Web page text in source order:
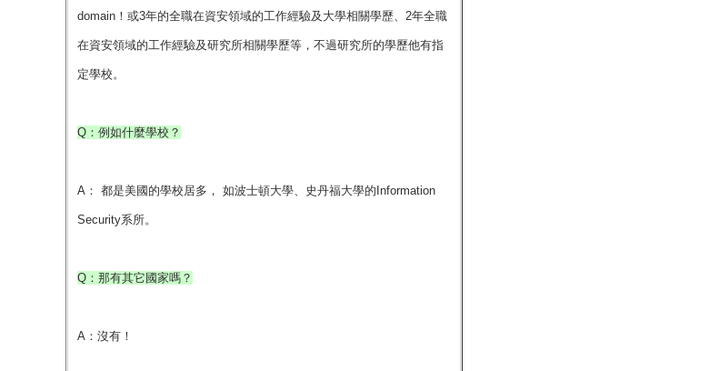
domain！或3年的全職在資安領域的工作經驗及大學相關學歷、2年全職
在資安領域的工作經驗及研究所相關學歷等，不過研究所的學歷他有指
定學校。
Q：例如什麼學校？
A： 都是美國的學校居多， 如波士頓大學、史丹福大學的Information
Security系所。
Q：那有其它國家嗎？
A：沒有！